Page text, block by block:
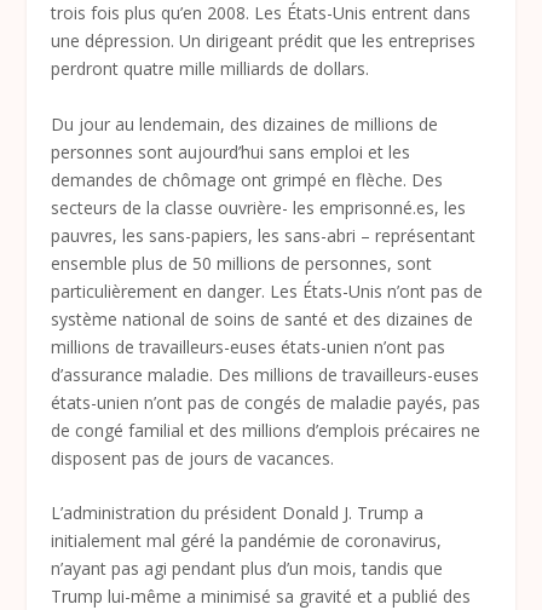
trois fois plus qu’en 2008. Les États-Unis entrent dans
une dépression. Un dirigeant prédit que les entreprises
perdront quatre mille milliards de dollars.
Du jour au lendemain, des dizaines de millions de
personnes sont aujourd’hui sans emploi et les
demandes de chômage ont grimpé en flèche. Des
secteurs de la classe ouvrière- les emprisonné.es, les
pauvres, les sans-papiers, les sans-abri – représentant
ensemble plus de 50 millions de personnes, sont
particulièrement en danger. Les États-Unis n’ont pas de
système national de soins de santé et des dizaines de
millions de travailleurs-euses états-unien n’ont pas
d’assurance maladie. Des millions de travailleurs-euses
états-unien n’ont pas de congés de maladie payés, pas
de congé familial et des millions d’emplois précaires ne
disposent pas de jours de vacances.
L’administration du président Donald J. Trump a
initialement mal géré la pandémie de coronavirus,
n’ayant pas agi pendant plus d’un mois, tandis que
Trump lui-même a minimisé sa gravité et a publié des